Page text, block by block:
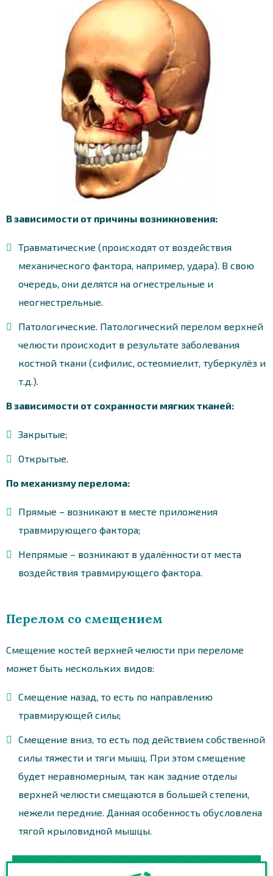
В зависимости от причины возникновения:
Травматические (происходят от воздействия
механического фактора, например, удара). В свою
очередь, они делятся на огнестрельные и
неогнестрельные.
Патологические. Патологический перелом верхней
челюсти происходит в результате заболевания
костной ткани (сифилис, остеомиелит, туберкулёз и
т.д.).
В зависимости от сохранности мягких тканей:
Закрытые;
Открытые.
По механизму перелома:
Прямые – возникают в месте приложения
травмирующего фактора;
Непрямые – возникают в удалённости от места
воздействия травмирующего фактора.
Перелом со смещением
Смещение костей верхней челюсти при переломе
может быть нескольких видов:
Смещение назад, то есть по направлению
травмирующей силы;
Смещение вниз, то есть под действием собственной
силы тяжести и тяги мышц. При этом смещение
будет неравномерным, так как задние отделы
верхней челюсти смещаются в большей степени,
нежели передние. Данная особенность обусловлена
тягой крыловидной мышцы.